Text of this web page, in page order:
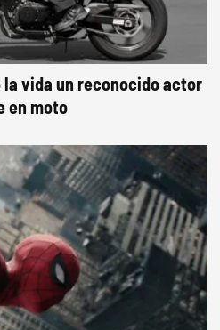
vida un reconocido actor
en moto